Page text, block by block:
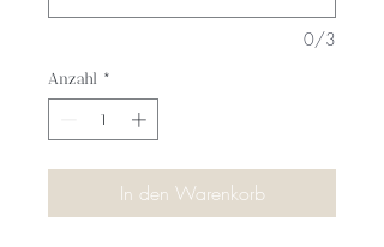
0/3
Anzahl *
In den Warenkorb